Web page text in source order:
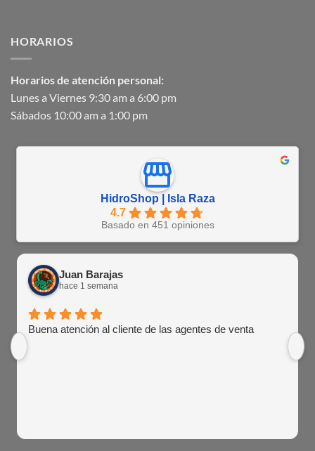
HORARIOS
Horarios de atención personal:
Lunes a Viernes 9:30 am a 6:00 pm
Sábados 10:00 am a 1:00 pm
HidroShop | Isla Raza
4.7
Basado en 451 opiniones
Juan Barajas
hace 1 semana
Buena atención al cliente de las agentes de venta